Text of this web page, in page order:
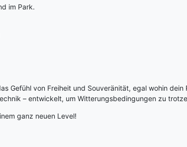
im Park.
Gefühl von Freiheit und Souveränität, egal wohin
– entwickelt, um Witterungsbedingungen zu
ganz neuen Level!